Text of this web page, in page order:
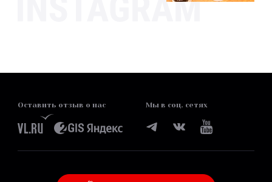
Оставить отзыв о нас Мы в соц. сетях